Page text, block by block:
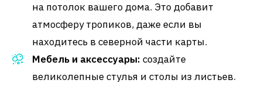
на потолок вашего дома. Это добавит
атмосферу тропиков, даже если вы
находитесь в северной части карты.
Мебель и аксессуары: создайте
великолепные стулья и столы из листьев.